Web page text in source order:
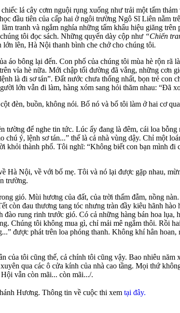
lá cây cơm nguội rụng xuống như trải một tấm
đầu tiên của cấp hai ở ngôi trường Ngô Sĩ Liên nằm
tranh và ngắm nghía những tấm khẩu hiệu giăng
tôi đọc sách. Những quyển dày cộp như “Chiến
lớn lên, Hà Nội thanh bình che chở cho chúng tôi.
áo bông lại đến. Con phố của chúng tôi mùa hè rộn rã
vỉa hè nữa. Mới chập tối đường đã vắng, những
là đi sơ tán”. Đất nước chưa thống nhất, bọn trẻ con
lớn vẫn đi làm, hàng xóm sang hỏi thăm nhau: “Đã
đèn, buồn, không nói. Bố nó và bố tôi làm ở hai cơ
để nghe tin tức. Lúc ấy đang là đêm, cái loa
ý, lệnh sơ tán...” thế là cả nhà vùng dậy. Chỉ một
khỏi thành phố. Tôi nghĩ: “Không biết con bạn mình
Hà Nội, về với bố mẹ. Tôi và nó lại được gặp nhau,
trường.
gió. Mùi hương của đất, của trời thấm đẫm, nồng
còn đau thương tang tóc nhưng tràn đầy kiêu hãnh
rung rinh trước gió. Có cả những hàng bán hoa
Chúng tôi không mua gì, chỉ mải mê ngắm thôi. Rồi
được phát trên loa phóng thanh. Không khí hân
của tôi cũng thế, cả chính tôi cũng vậy. Bao nhiêu
qua các ô cửa kính của nhà cao tầng. Mọi thứ
vẫn còn mãi... còn mãi.../.
Hương. Thông tin về cuộc thi xem tại đây.